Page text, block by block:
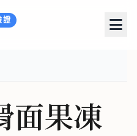
證
面果凍